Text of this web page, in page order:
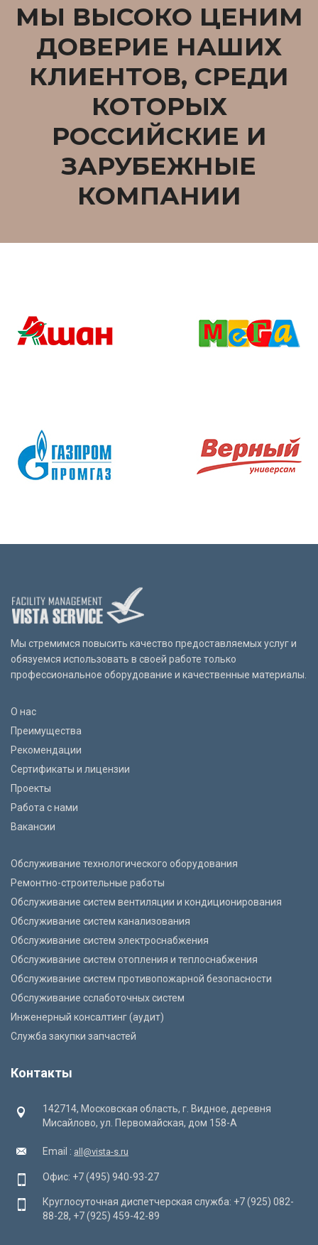
МЫ ВЫСОКО ЦЕНИМ
ДОВЕРИЕ НАШИХ
КЛИЕНТОВ, СРЕДИ
КОТОРЫХ
РОССИЙСКИЕ И
ЗАРУБЕЖНЫЕ
КОМПАНИИ
Мы стремимся повысить качество предоставляемых услуг и
обязуемся использовать в своей работе только
профессиональное оборудование и качественные материалы.
О нас
Преимущества
Рекомендации
Сертификаты и лицензии
Проекты
Работа с нами
Вакансии
Обслуживание технологического оборудования
Ремонтно-строительные работы
Обслуживание систем вентиляции и кондиционирования
Обслуживание систем канализования
Обслуживание систем электроснабжения
Обслуживание систем отопления и теплоснабжения
Обслуживание систем противопожарной безопасности
Обслуживание cслаботочных систем
Инженерный консалтинг (аудит)
Служба закупки запчастей
Контакты
142714, Московская область, г. Видное, деревня
Мисайлово, ул. Первомайская, дом 158-А
Email : all@vista-s.ru
Офис: +7 (495) 940-93-27
Круглосуточная диспетчерская служба: +7 (925) 082-
88-28, +7 (925) 459-42-89